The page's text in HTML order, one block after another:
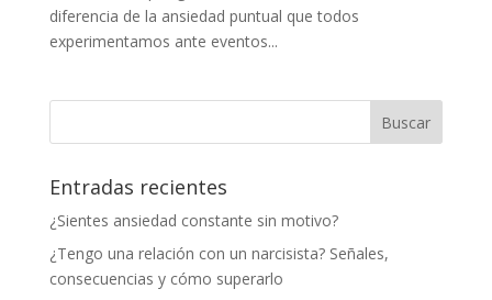
diferencia de la ansiedad puntual que todos
experimentamos ante eventos...
Entradas recientes
¿Sientes ansiedad constante sin motivo?
¿Tengo una relación con un narcisista? Señales,
consecuencias y cómo superarlo